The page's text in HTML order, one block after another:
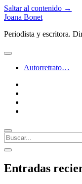
Saltar al contenido →
Joana Bonet
Periodista y escritora.
abrir
Autorretrato…
Buscar
Barra
lateral
abrir
lateral
Entradas